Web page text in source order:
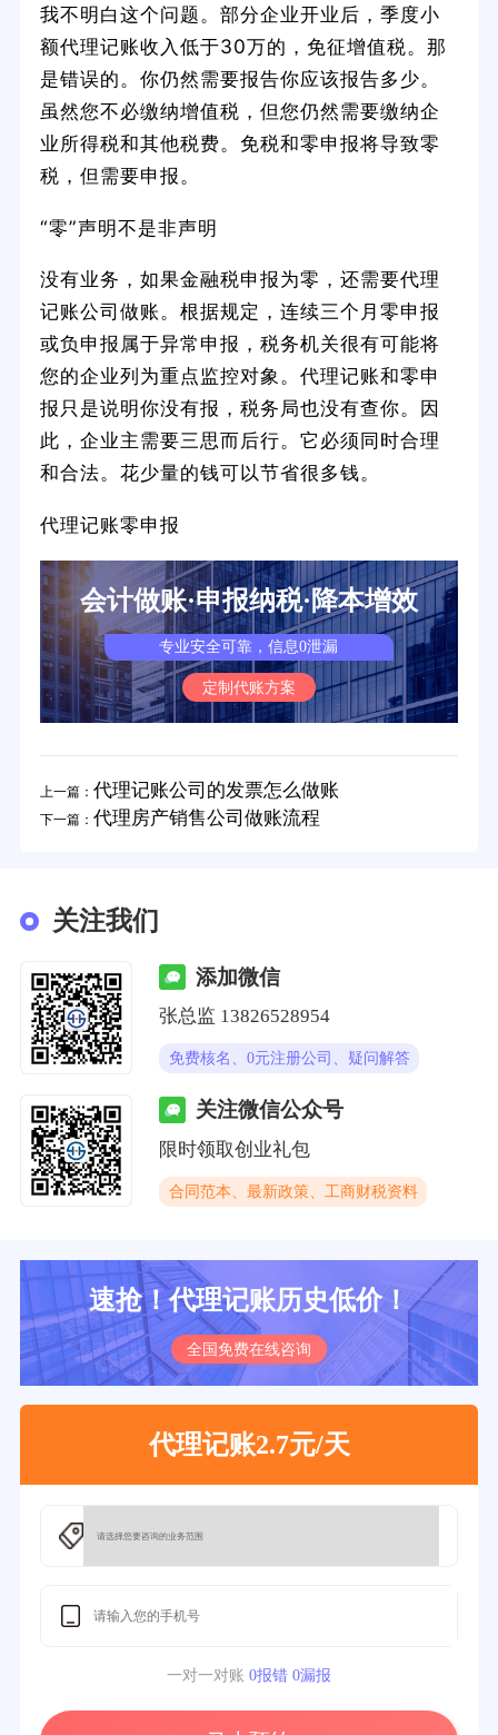
我不明白这个问题。部分企业开业后，季度小
额代理记账收入低于30万的，免征增值税。那
是错误的。你仍然需要报告你应该报告多少。
虽然您不必缴纳增值税，但您仍然需要缴纳企
业所得税和其他税费。免税和零申报将导致零
税，但需要申报。
“零”声明不是非声明
没有业务，如果金融税申报为零，还需要代理
记账公司做账。根据规定，连续三个月零申报
或负申报属于异常申报，税务机关很有可能将
您的企业列为重点监控对象。代理记账和零申
报只是说明你没有报，税务局也没有查你。因
此，企业主需要三思而后行。它必须同时合理
和合法。花少量的钱可以节省很多钱。
代理记账零申报
会计做账·申报纳税·降本增效
专业安全可靠，信息0泄漏
定制代账方案
上一篇： 代理记账公司的发票怎么做账
下一篇： 代理房产销售公司做账流程
关注我们
添加微信
张总监 13826528954
免费核名、0元注册公司、疑问解答
关注微信公众号
限时领取创业礼包
合同范本、最新政策、工商财税资料
速抢！代理记账历史低价！
全国免费在线咨询
代理记账2.7元/天
一对一对账 0报错 0漏报